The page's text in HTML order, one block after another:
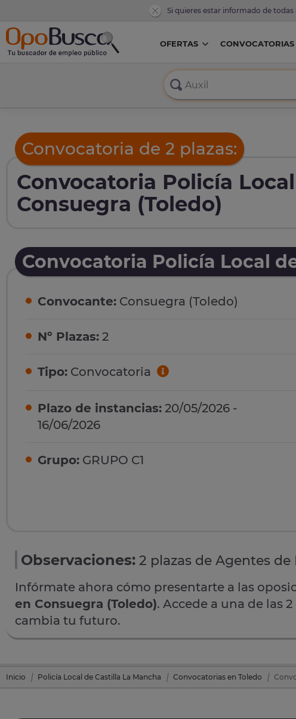
Si quieres estar informado de
OFERTAS CONVOCATORIAS
Convocatoria de 2 plazas:
Convocatoria Policía
Consuegra (Toledo)
Convocatoria Policía Local
Convocante: Consuegra (Toledo)
Nº Plazas: 2
Tipo: Convocatoria
Plazo de instancias: 20/05/2026 -
16/06/2026
Grupo: GRUPO C1
Observaciones: 2 plazas de Agentes de
Infórmate ahora cómo presentarte a las
en Consuegra (Toledo). Accede a una de las
cambia tu futuro.
Inicio Policía Local de Castilla La Mancha Convocatorias en Toledo